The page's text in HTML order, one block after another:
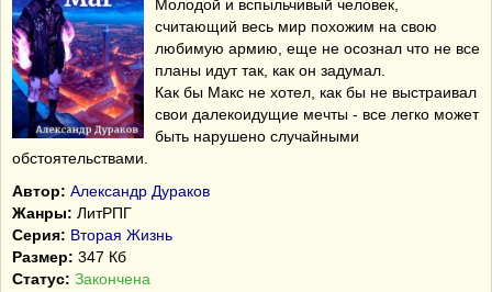
Молодой и вспыльчивый человек,
считающий весь мир похожим на свою
любимую армию, еще не осознал что не все
планы идут так, как он задумал.
Как бы Макс не хотел, как бы не выстраивал
свои далекоидущие мечты - все легко может
быть нарушено случайными
обстоятельствами.
Автор: Александр Дураков
Жанры: ЛитРПГ
Серия: Вторая Жизнь
Размер: 347 Кб
Статус: Закончена